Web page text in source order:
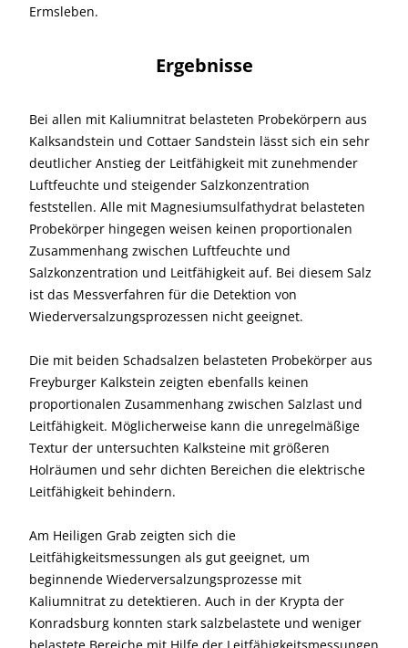
Ermsleben.
Ergebnisse
Bei allen mit Kaliumnitrat belasteten Probekörpern aus
Kalksandstein und Cottaer Sandstein lässt sich ein sehr
deutlicher Anstieg der Leitfähigkeit mit zunehmender
Luftfeuchte und steigender Salzkonzentration
feststellen. Alle mit Magnesiumsulfathydrat belasteten
Probekörper hingegen weisen keinen proportionalen
Zusammenhang zwischen Luftfeuchte und
Salzkonzentration und Leitfähigkeit auf. Bei diesem Salz
ist das Messverfahren für die Detektion von
Wiederversalzungsprozessen nicht geeignet.
Die mit beiden Schadsalzen belasteten Probekörper aus
Freyburger Kalkstein zeigten ebenfalls keinen
proportionalen Zusammenhang zwischen Salzlast und
Leitfähigkeit. Möglicherweise kann die unregelmäßige
Textur der untersuchten Kalksteine mit größeren
Holräumen und sehr dichten Bereichen die elektrische
Leitfähigkeit behindern.
Am Heiligen Grab zeigten sich die
Leitfähigkeitsmessungen als gut geeignet, um
beginnende Wiederversalzungsprozesse mit
Kaliumnitrat zu detektieren. Auch in der Krypta der
Konradsburg konnten stark salzbelastete und weniger